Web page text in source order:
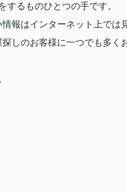
るものひとつの手です。
報はインターネット上では
しのお客様に一つでも多く